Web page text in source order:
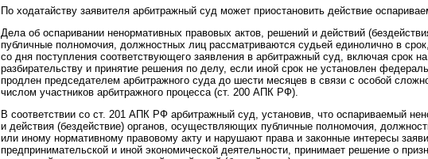
По ходатайству заявителя арбитражный суд может приостановить действие
Дела об оспаривании ненормативных правовых актов, решений и действий
публичные полномочия, должностных лиц рассматриваются судьей единолично в
со дня поступления соответствующего заявления в арбитражный суд, включая срок
разбирательству и принятие решения по делу, если иной срок не установлен
продлен председателем арбитражного суда до шести месяцев в связи с особой
числом участников арбитражного процесса (ст. 200 АПК РФ).
В соответствии со ст. 201 АПК РФ арбитражный суд, установив, что оспариваемый
и действия (бездействие) органов, осуществляющих публичные полномочия,
или иному нормативному правовому акту и нарушают права и законные интересы
предпринимательской и иной экономической деятельности, принимает решение о